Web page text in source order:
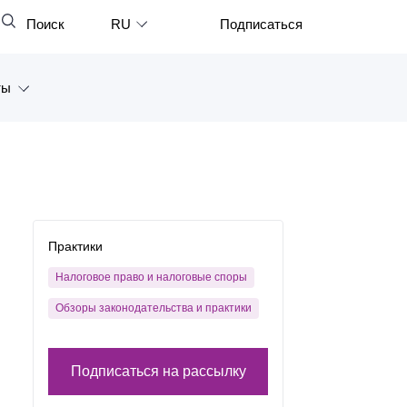
Закрыть
Поиск RU
Français
日本語
Português
Türkçe
Подписаться
Практики
Налоговое право и налоговые споры
Обзоры законодательства и практики
Подписаться на рассылку